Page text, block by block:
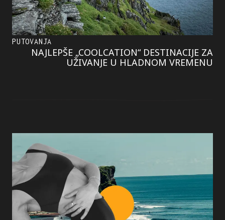
PUTOVANJA
NAJLEPŠE „COOLCATION“ DESTINACIJE ZA
UŽIVANJE U HLADNOM VREMENU